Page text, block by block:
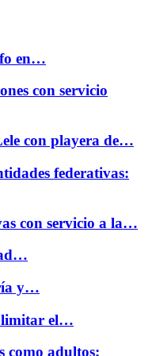
en…
con servicio
con playera de…
federativas:
con servicio a la…
y…
limitar el…
como adultos;